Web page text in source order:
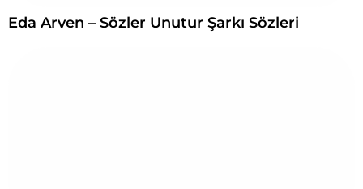
Eda Arven – Sözler Unutur Şarkı Sözleri